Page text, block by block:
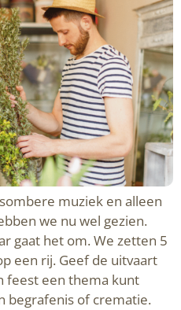
muziek en alleen
we nu wel gezien.
gaat het om. We zetten 5
een rij. Geef de uitvaart
feest een thema kunt
begrafenis of crematie.